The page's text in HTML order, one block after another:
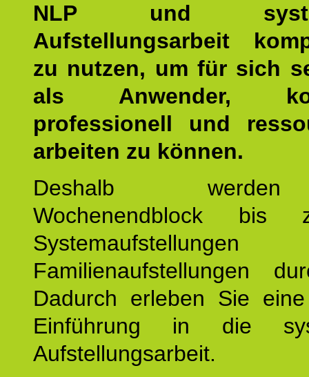
NLP und
Aufstellungsarbeit
zu nutzen, um für sich
als Anwender,
professionell und
arbeiten zu können.
Deshalb
Wochenendblock bis
Familienaufstellungen
Dadurch erleben Sie
Einführung in die
Aufstellungsarbeit.